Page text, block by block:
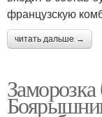
французскую
читать дальше →